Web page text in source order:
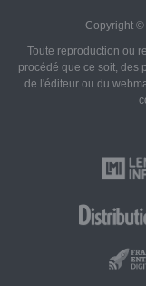
Copyright ©
Toute reproduction ou
procédé que ce soit, des
de l'éditeur ou du